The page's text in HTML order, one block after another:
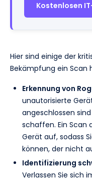
Kostenlosen
Hier sind einige der
Bekämpfung ein Scan
Erkennung von
unautorisierte
angeschlossen
schaffen. Ein Scan
Gerät auf, sodass
können, der nicht
Identifizierung
Verlassen Sie sich